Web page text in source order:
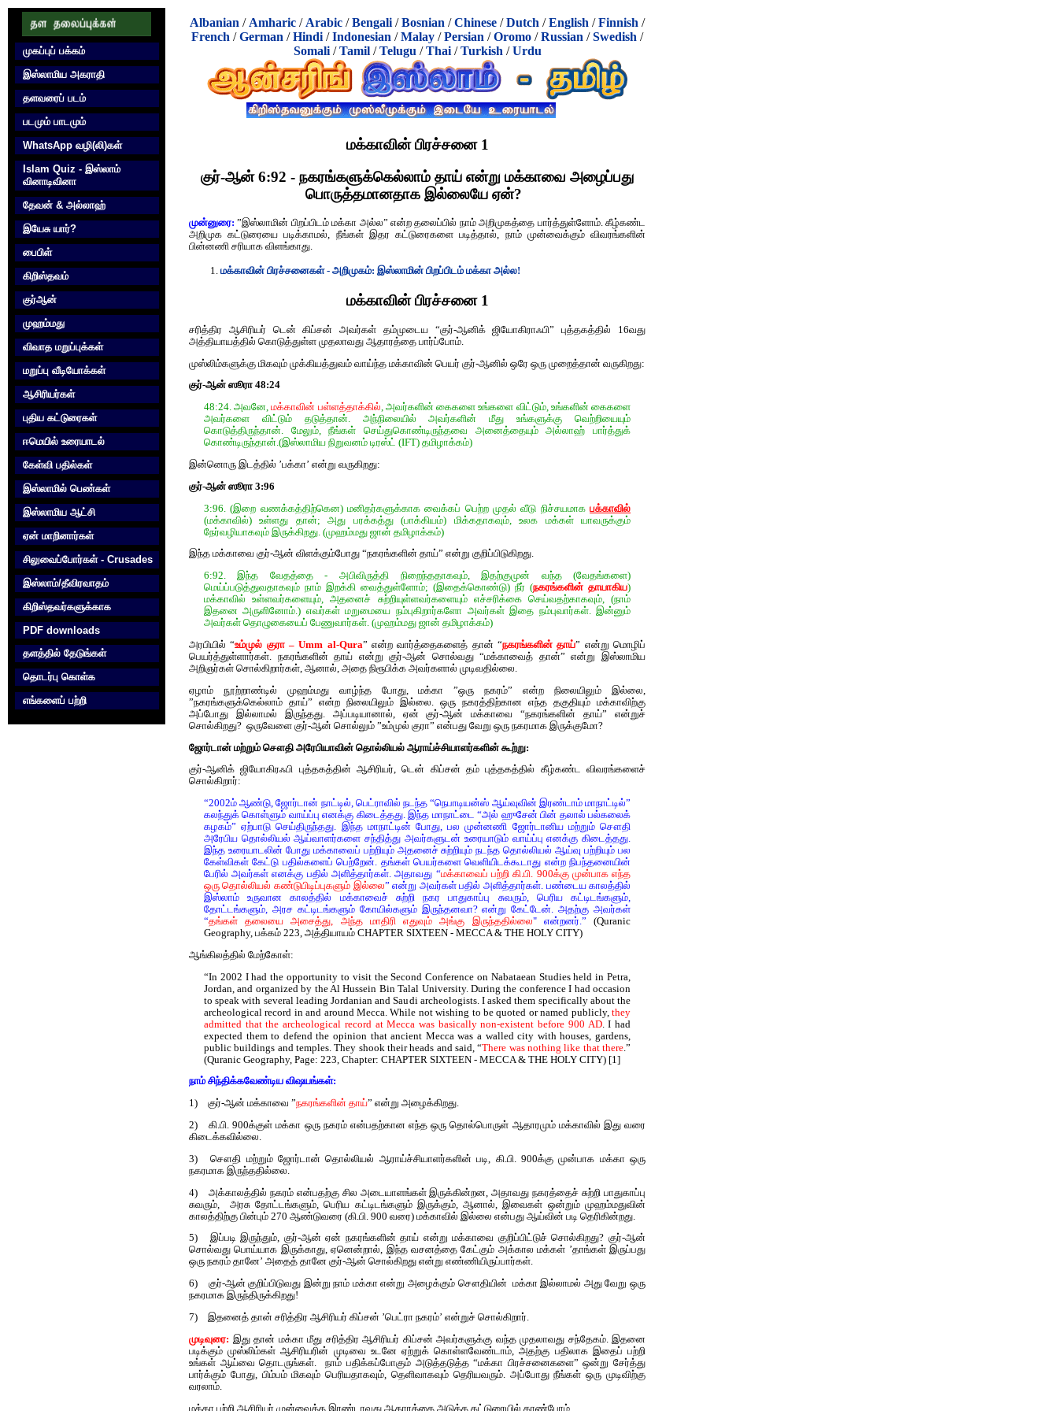
முகப்புப் பக்கம்
இஸ்லாமிய அகராதி
தளவரைப் படம்
படமும் பாடமும்
WhatsApp வழி(லி)கள்
Islam Quiz - இஸ்லாம்
வினாடிவினா
தேவன் & அல்லாஹ்
இயேசு யார்?
பைபிள்
கிறிஸ்தவம்
குர்‍ஆன்
முஹம்மது
விவாத மறுப்புக்கள்
மறுப்பு வீடியோக்கள்
ஆசிரியர்கள்
புதிய கட்டுரைகள்
ஈமெயில் உரையாடல்
கேள்வி பதில்கள்
இஸ்லாமில் பெண்கள்
இஸ்லாமிய ஆட்சி
ஏன் மாறினார்கள்
சிலுவைப்போர்கள் - Crusades
இஸ்லாம்/தீவிரவாதம்
கிறிஸ்தவர்களுக்காக‌
PDF downloads
தளத்தில் தேடுங்கள்
தொடர்பு கொள்க‌
எங்களைப் பற்றி
Albanian / Amharic / Arabic /Bengali /Bosnian /Chinese /Dutch /English /Finnish /
French /German /Hindi /Indonesian /Malay /Persian /Oromo /Russian /Swedish /
Somali/Tamil/Telugu /Thai/Turkish /Urdu
மக்காவின் பிரச்சனை 1
குர்-ஆன் 6:92 - நகரங்களுக்கெல்லாம் தாய் என்று மக்காவை அழைப்பது
பொருத்தமானதாக இல்லையே ஏன்?
முன்னுரை: ”இஸ்லாமின் பிறப்பிடம் மக்கா அல்ல” என்ற தலைப்பில் நாம் அறிமுகத்தை பார்த்துள்ளோம். கீழ்கண்ட
அறிமுக கட்டுரையை படிக்காமல், நீங்கள் இதர கட்டுரைகளை படித்தால், நாம் முன்வைக்கும் விவரங்களின்
பின்னணி சரியாக விளங்காது.
மக்காவின் பிரச்சனைகள் - அறிமுகம்: இஸ்லாமின் பிறப்பிடம் மக்கா அல்ல!
மக்காவின் பிரச்சனை 1
சரித்திர ஆசிரியர் டென் கிப்சன் அவர்கள் தம்முடைய “குர்-ஆனிக் ஜியோகிராஃபி” புத்தகத்தில் 16வது
அத்தியாயத்தில் கொடுத்துள்ள முதலாவது ஆதாரத்தை பார்ப்போம்.
முஸ்லிம்களுக்கு மிகவும் முக்கியத்துவம் வாய்ந்த மக்காவின் பெயர் குர்-ஆனில் ஒரே ஒரு முறைத்தான் வருகிறது:
குர்-ஆன் ஸூரா 48:24
48:24. அவனே,மக்காவின் பள்ளத்தாக்கில், அவர்களின் கைகளை உங்களை விட்டும், உங்களின் கைகளை
அவர்களை விட்டும் தடுத்தான். அந்நிலையில் அவர்களின் மீது உங்களுக்கு வெற்றியையும்
கொடுத்திருந்தான். மேலும், நீங்கள் செய்துகொண்டிருந்தவை அனைத்தையும் அல்லாஹ் பார்த்துக்
கொண்டிருந்தான்.(இஸ்லாமிய நிறுவனம் டிரஸ்ட் (IFT) தமிழாக்கம்)
இன்னொரு இடத்தில் ’பக்கா’ என்று வருகிறது:
குர்-ஆன் ஸூரா 3:96
3:96. (இறை வணக்கத்திற்கென) மனிதர்களுக்காக வைக்கப் பெற்ற முதல் வீடு நிச்சயமாகபக்காவில்
(மக்காவில்) உள்ளது தான்; அது பரக்கத்து (பாக்கியம்) மிக்கதாகவும், உலக மக்கள் யாவருக்கும்
நேர்வழியாகவும் இருக்கிறது. (முஹம்மது ஜான் தமிழாக்கம்)
இந்த மக்காவை குர்-ஆன் விளக்கும்போது “நகரங்களின் தாய்” என்று குறிப்பிடுகிறது.
6:92. இந்த வேதத்தை - அபிவிருத்தி நிறைந்ததாகவும், இதற்குமுன் வந்த (வேதங்களை)
மெய்ப்படுத்துவதாகவும் நாம் இறக்கி வைத்துள்ளோம்; (இதைக்கொண்டு) நீர் (நகரங்களின் தாயாகிய)
மக்காவில் உள்ளவர்களையும், அதனைச் சுற்றியுள்ளவர்களையும் எச்சரிக்கை செய்வதற்காகவும், (நாம்
இதனை அருளினோம்.) எவர்கள் மறுமையை நம்புகிறார்களோ அவர்கள் இதை நம்புவார்கள். இன்னும்
அவர்கள் தொழுகையைப் பேணுவார்கள். (முஹம்மது ஜான் தமிழாக்கம்)
அரபியில் “உம்முல் குரா – Umm al-Qura” என்ற வார்த்தைகளைத் தான் “நகரங்களின் தாய்” என்று மொழிப்
பெயர்த்துள்ளார்கள். நகரங்களின் தாய் என்று குர்-ஆன் சொல்வது “மக்காவைத் தான்” என்று இஸ்லாமிய
அறிஞர்கள் சொல்கிறார்கள், ஆனால், அதை நிரூபிக்க அவர்களால் முடிவதில்லை.
ஏழாம் நூற்றாண்டில் முஹம்மது வாழ்ந்த போது, மக்கா ”ஒரு நகரம்” என்ற நிலையிலும் இல்லை,
”நகரங்களுக்கெல்லாம் தாய்” என்ற நிலையிலும் இல்லை. ஒரு நகரத்திற்கான எந்த தகுதியும் மக்காவிற்கு
அப்போது இல்லாமல் இருந்தது. அப்படியானால், ஏன் குர்-ஆன் மக்காவை “நகரங்களின் தாய்” என்றுச்
சொல்கிறது? ஒருவேளை குர்-ஆன் சொல்லும் ”உம்முல் குரா” என்பது வேறு ஒரு நகரமாக இருக்குமோ?
ஜோர்டான் மற்றும் சௌதி அரேபியாவின் தொல்லியல் ஆராய்ச்சியாளர்களின் கூற்று:
குர்-ஆனிக் ஜியோகிரஃபி புத்தகத்தின் ஆசிரியர், டென் கிப்சன் தம் புத்தகத்தில் கீழ்கண்ட விவரங்களைச்
சொல்கிறார்:
“2002ம் ஆண்டு, ஜோர்டான் நாட்டில், பெட்ராவில் நடந்த “நெபாடியன்ஸ் ஆய்வுவின் இரண்டாம் மாநாட்டில்”
கலந்துக் கொள்ளும் வாய்ப்பு எனக்கு கிடைத்தது. இந்த மாநாட்டை “அல் ஹுசேன் பின் தலால் பல்கலைக்
கழகம்” ஏற்பாடு செய்திருந்தது. இந்த மாநாட்டின் போது, பல முன்னணி ஜோர்டானிய மற்றும் சௌதி
அரேபிய தொல்லியல் ஆய்வாளர்களை சந்தித்து அவர்களுடன் உரையாடும் வாய்ப்பு எனக்கு கிடைத்தது.
இந்த உரையாடலின் போது மக்காவைப் பற்றியும் அதனைச் சுற்றியும் நடந்த தொல்லியல் ஆய்வு பற்றியும் பல
கேள்விகள் கேட்டு பதில்களைப் பெற்றேன். தங்கள் பெயர்களை வெளியிடக்கூடாது என்ற நிபந்தனையின்
பேரில் அவர்கள் எனக்கு பதில் அளித்தார்கள். அதாவது “மக்காவைப் பற்றி கி.பி. 900க்கு முன்பாக எந்த
ஒரு தொல்லியல் கண்டுபிடிப்புகளும் இல்லை” என்று அவர்கள் பதில் அளித்தார்கள். பண்டைய காலத்தில்
இஸ்லாம் உருவான காலத்தில் மக்காவைச் சுற்றி நகர பாதுகாப்பு சுவரும், பெரிய கட்டிடங்களும்,
தோட்டங்களும், அரச கட்டிடங்களும் கோயில்களும் இருந்தனவா? என்று கேட்டேன். அதற்கு அவர்கள்
“தங்கள் தலையை அசைத்து, அந்த மாதிரி எதுவும் அங்கு இருந்ததில்லை" என்றனர்.” (Quranic
Geography, பக்கம் 223, அத்தியாயம் CHAPTER SIXTEEN - MECCA & THE HOLY CITY)
ஆங்கிலத்தில் மேற்கோள்:
“In 2002 I had the opportunity to visit the Second Conference on Nabataean Studies held in Petra,
Jordan, and organized by the Al Hussein Bin Talal University. During the conference I had occasion
to speak with several leading Jordanian and Saudi archeologists. I asked them specifically about the
archeological record in and around Mecca. While not wishing to be quoted or named publicly,they
admitted that the archeological record at Mecca was basically non-existent before 900 AD. I had
expected them to defend the opinion that ancient Mecca was a walled city with houses, gardens,
public buildings and temples. They shook their heads and said, “There was nothing like that there .”
(Quranic Geography, Page: 223, Chapter: CHAPTER SIXTEEN - MECCA & THE HOLY CITY) [1]
நாம் சிந்திக்கவேண்டிய விஷயங்கள்:
1)
குர்-ஆன் மக்காவை ”நகரங்களின் தாய்” என்று அழைக்கிறது.
2)
கி.பி. 900க்குள் மக்கா ஒரு நகரம் என்பதற்கான எந்த ஒரு தொல்பொருள் ஆதாரமும் மக்காவில் இது வரை
கிடைக்கவில்லை.
3)
சௌதி மற்றும் ஜோர்டான் தொல்லியல் ஆராய்ச்சியாளர்களின் படி, கி.பி. 900க்கு முன்பாக மக்கா ஒரு
நகரமாக இருந்ததில்லை.
4)
அக்காலத்தில் நகரம் என்பதற்கு சில அடையாளங்கள் இருக்கின்றன, அதாவது நகரத்தைச் சுற்றி பாதுகாப்பு
சுவரும், அரசு தோட்டங்களும், பெரிய கட்டிடங்களும் இருக்கும், ஆனால், இவைகள் ஒன்றும் முஹம்மதுவின்
காலத்திற்கு பின்பும் 270 ஆண்டுவரை (கி.பி. 900 வரை) மக்காவில் இல்லை என்பது ஆய்வின் படி தெரிகின்றது.
5)
இப்படி இருந்தும், குர்-ஆன் ஏன் நகரங்களின் தாய் என்று மக்காவை குறிப்பிட்டுச் சொல்கிறது? குர்-ஆன்
சொல்வது பொய்யாக இருக்காது, ஏனென்றால், இந்த வசனத்தை கேட்கும் அக்கால மக்கள் ’தாங்கள் இருப்பது
ஒரு நகரம் தானே’ அதைத் தானே குர்-ஆன் சொல்கிறது என்று எண்ணியிருப்பார்கள்.
6)
குர்-ஆன் குறிப்பிடுவது இன்று நாம் மக்கா என்று அழைக்கும் சௌதியின் மக்கா இல்லாமல் அது வேறு ஒரு
நகரமாக இருந்திருக்கிறது!
7)
இதனைத் தான் சரித்திர ஆசிரியர் கிப்சன் ’பெட்ரா நகரம்’ என்றுச் சொல்கிறார்.
முடிவுரை: இது தான் மக்கா மீது சரித்திர ஆசிரியர் கிப்சன் அவர்களுக்கு வந்த முதலாவது சந்தேகம். இதனை
படிக்கும் முஸ்லிம்கள் ஆசிரியரின் முடிவை உடனே ஏற்றுக் கொள்ளவேண்டாம், அதற்கு பதிலாக இதைப் பற்றி
உங்கள் ஆய்வை தொடருங்கள். நாம் பதிக்கப்போகும் அடுத்தடுத்த “மக்கா பிரச்சனைகளை” ஒன்று சேர்த்து
பார்க்கும் போது, பிம்பம் மிகவும் பெரியதாகவும், தெளிவாகவும் தெரியவரும். அப்போது நீங்கள் ஒரு முடிவிற்கு
வரலாம்.
மக்கா பற்றி ஆசிரியர் முன்வைத்த இரண்டாவது ஆதாரத்தை அடுத்த கட்டுரையில் காண்போம்.